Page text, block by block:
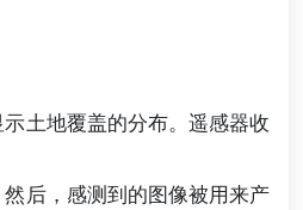
土地覆盖的分布。遥感器收
后，感测到的图像被用来产